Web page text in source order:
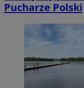
Pucharze Polski